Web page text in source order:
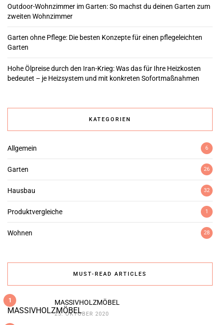
Outdoor-Wohnzimmer im Garten: So machst du deinen Garten zum
zweiten Wohnzimmer
Garten ohne Pflege: Die besten Konzepte für einen pflegeleichten
Garten
Hohe Ölpreise durch den Iran-Krieg: Was das für Ihre Heizkosten
bedeutet – je Heizsystem und mit konkreten Sofortmaßnahmen
KATEGORIEN
Allgemein 6
Garten 26
Hausbau 32
Produktvergleiche 1
Wohnen 28
MUST-READ ARTICLES
1 MASSIVHOLZMÖBEL
25. OKTOBER 2020